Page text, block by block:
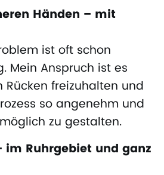
Händen – mit
ist oft schon
Mein Anspruch ist es
Rücken freizuhalten und
so angenehm und
zu gestalten.
im Ruhrgebiet und ganz